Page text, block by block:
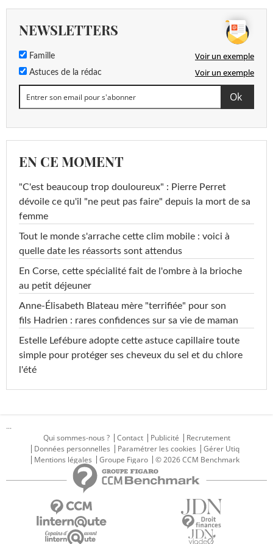
NEWSLETTERS
Famille Voir un exemple
Astuces de la rédac Voir un exemple
EN CE MOMENT
"C'est beaucoup trop douloureux" : Pierre Perret
dévoile ce qu'il "ne peut pas faire" depuis la mort de sa
femme
Tout le monde s'arrache cette clim mobile : voici à
quelle date les réassorts sont attendus
En Corse, cette spécialité fait de l'ombre à la brioche
au petit déjeuner
Anne-Élisabeth Blateau mère "terrifiée" pour son
fils Hadrien : rares confidences sur sa vie de maman
Estelle Lefébure adopte cette astuce capillaire toute
simple pour protéger ses cheveux du sel et du chlore
l'été
...
Qui sommes-nous ?
Contact Publicité
Recrutement
Données personnelles
Paramétrer les cookies
Gérer Utiq
Mentions légales
Groupe Figaro © 2026 CCM Benchmark